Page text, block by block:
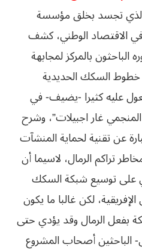
الذي تجسد بخلق مؤسسة
الاقتصاد الوطني، كشف
بالمركز لمجابهة
السكك الحديدية
عليه كثيرا -يضيف- في
غار اجبيلات”، وشرح
عن تقنية لحماية المنشآت
تراكم الرمال، لاسيما أن
على توسيع شبكة السكك
لكن غالبا ما يكون
الرمال وقد يؤدي حتى
الباحثين أصحاب المشروع